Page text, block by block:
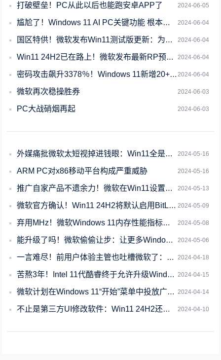
2024-06-05
打破壁垒！PC从此以后也能跑安卓APP了
2024-06-04
尴尬了！Windows 11 AI PC关键功能 根本不需要AI
2024-06-04
国区特供！微软发布Win11测试版更新：为中国设备安装微软电脑管家
2024-06-04
Win11 24H2已在路上！微软发布最新RP预览版：支持创建7-zip文件、W
2024-06-04
密码攻击飙升3378％！Windows 11新增20+项安全功能
2024-06-03
微软再次稳操胜券
2024-06-03
PC大战硝烟再起
2024-05-16
外媒痛批微软太短视掉进钱眼：Win11全是广告、葬送WP
2024-05-16
ARM PC对x86移动平台构成严重威胁
2024-05-13
推广自家产品不遗余力！微软在Win11设置主页加入XGP广告
2024-05-09
微软官方确认！Win11 24H2将默认启用BitLocker磁盘加密
2024-05-08
弃用MHz！微软Windows 11内存性能指标切换到 MT/s
2024-05-06
能升级了吗！微软偷偷让步：让更多Windows 10用户升级Win11 23H2
2024-04-18
一言难尽！前用户体验主管也吐槽微软了：Windows 11优化的不行
2024-04-15
苦熬3年！Intel 11代酷睿终于允许升级Windows 11
2024-04-14
微软计划在Windows 11“开始”菜单中投放广告：已在测试
2024-04-10
不止是第三方UI修改软件：Win11 24H2还拉黑了一大堆东西